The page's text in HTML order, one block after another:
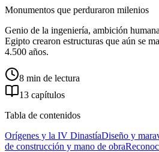
Monumentos que perduraron milenios
Genio de la ingeniería, ambición
Egipto crearon estructuras que aún se
4.500 años.
8 min de lectura
13 capítulos
Tabla de contenidos
Orígenes y la IV DinastíaDiseño y
de construcción y mano de obra